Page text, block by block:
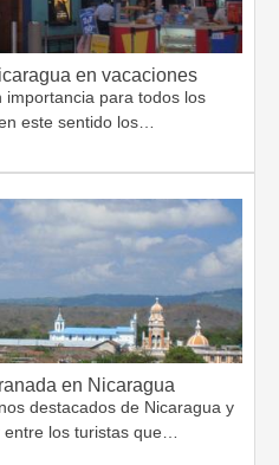
en vacaciones
para todos los
este sentido los…
en Nicaragua
destacados de Nicaragua y
los turistas que…